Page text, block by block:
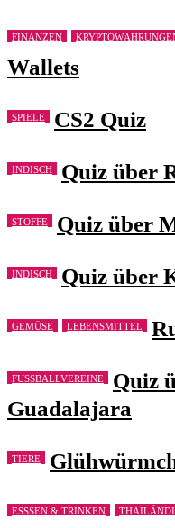
FINANZEN
Wallets
SPIELE CS2 Quiz
INDISCH Quiz über
STOFFE Quiz über
INDISCH Quiz über
GEMÜSE LEBENSMITTEL
FUSSBALLVEREINE
Quiz
Guadalajara
TIERE
ESSSEN & TRINKEN